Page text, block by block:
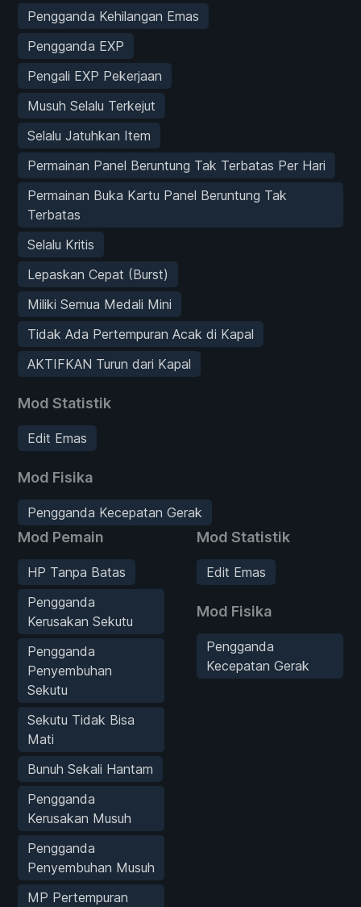
Pengganda Kehilangan Emas
Pengganda EXP
Pengali EXP Pekerjaan
Musuh Selalu Terkejut
Selalu Jatuhkan Item
Permainan Panel Beruntung Tak Terbatas Per Hari
Permainan Buka Kartu Panel Beruntung Tak
Terbatas
Selalu Kritis
Lepaskan Cepat (Burst)
Miliki Semua Medali Mini
Tidak Ada Pertempuran Acak di Kapal
AKTIFKAN Turun dari Kapal
Mod Statistik
Edit Emas
Mod Fisika
Pengganda Kecepatan Gerak
Mod Pemain
HP Tanpa Batas
Pengganda
Kerusakan Sekutu
Pengganda
Penyembuhan
Sekutu
Sekutu Tidak Bisa
Mati
Bunuh Sekali Hantam
Pengganda
Kerusakan Musuh
Pengganda
Penyembuhan Musuh
MP Pertempuran
Mod Statistik
Edit Emas
Mod Fisika
Pengganda
Kecepatan Gerak